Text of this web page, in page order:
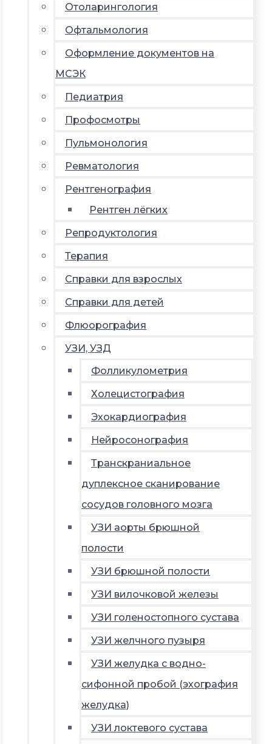
Отоларингология
Офтальмология
Оформление документов на
МСЭК
Педиатрия
Профосмотры
Пульмонология
Ревматология
Рентгенография
Рентген лёгких
Репродуктология
Терапия
Справки для взрослых
Справки для детей
Флюорография
УЗИ, УЗД
Фолликулометрия
Холецистография
Эхокардиография
Нейросонография
Транскраниальное
дуплексное сканирование
сосудов головного мозга
УЗИ аорты брюшной
полости
УЗИ брюшной полости
УЗИ вилочковой железы
УЗИ голеностопного сустава
УЗИ желчного пузыря
УЗИ желудка с водно-
сифонной пробой (эхография
желудка)
УЗИ локтевого сустава